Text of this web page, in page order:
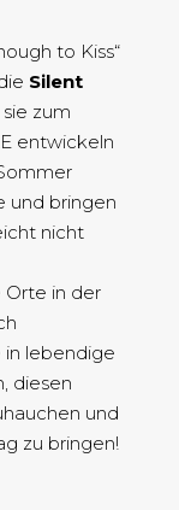
to Kiss“
Silent
zum
entwickeln
und bringen
nicht
in der
in lebendige
diesen
und
zu bringen!